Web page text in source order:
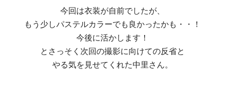
今回は衣装が自前でしたが、
もう少しパステルカラーでも良かったかも・・！
今後に活かします！
とさっそく次回の撮影に向けての反省と
やる気を見せてくれた中里さん。